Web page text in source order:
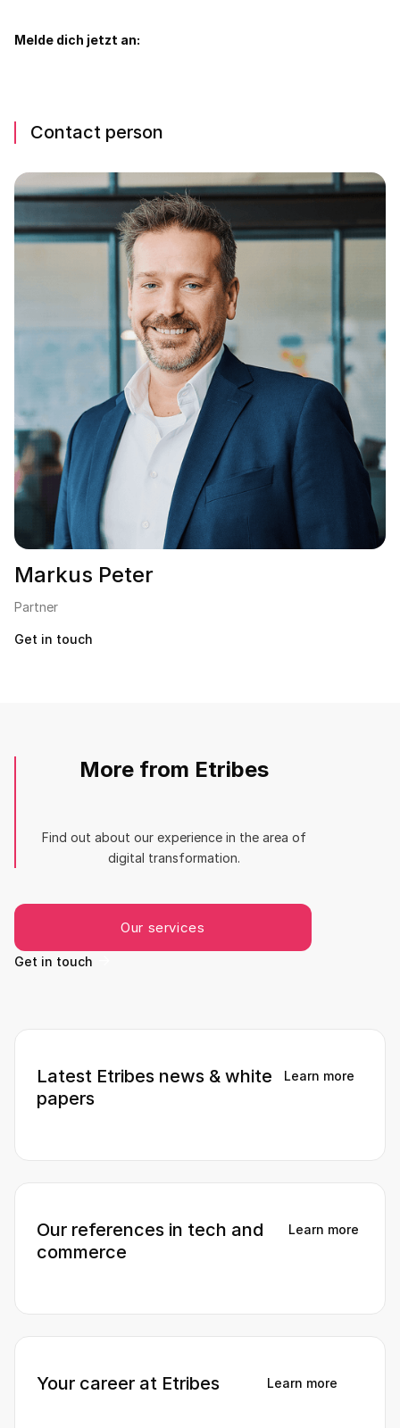
Melde dich jetzt an:
Contact person
Markus Peter
Partner
Get in touch
More from Etribes
Find out about our experience in the area of
digital transformation.
Our services
Get in touch
Latest Etribes news & white
papers
Learn more
Our references in tech and
commerce
Learn more
Your career at Etribes Learn more